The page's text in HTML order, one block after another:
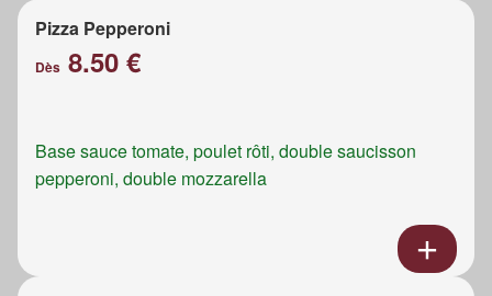
Pizza Pepperoni
Dès 8.50 €
Base sauce tomate, poulet rôti, double saucisson
pepperoni, double mozzarella